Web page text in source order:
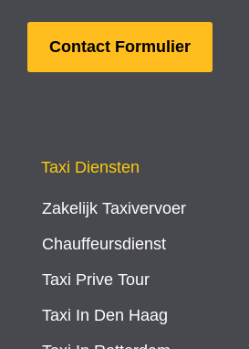
Contact Formulier
Taxi Diensten
Zakelijk Taxivervoer
Chauffeursdienst
Taxi Prive Tour
Taxi In Den Haag